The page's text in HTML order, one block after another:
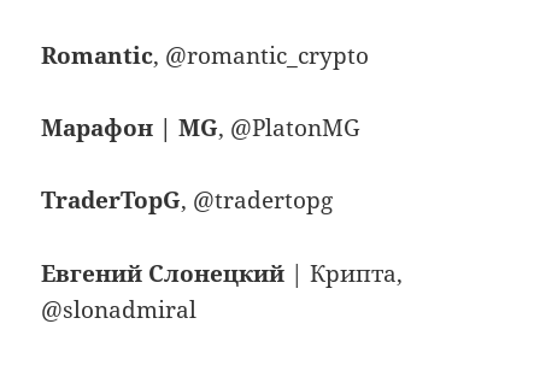
Romantic, @romantic_crypto
Марафон | MG, @PlatonMG
TraderTopG, @tradertopg
Евгений Слонецкий | Крипта,
@slonadmiral